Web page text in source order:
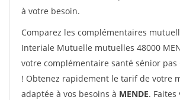
à votre besoin.
Comparez les complémentaires
Interiale Mutuelle mutuelles 48000
votre complémentaire santé sénior pas
! Obtenez rapidement le tarif de votre
adaptée à vos besoins à MENDE. Faites